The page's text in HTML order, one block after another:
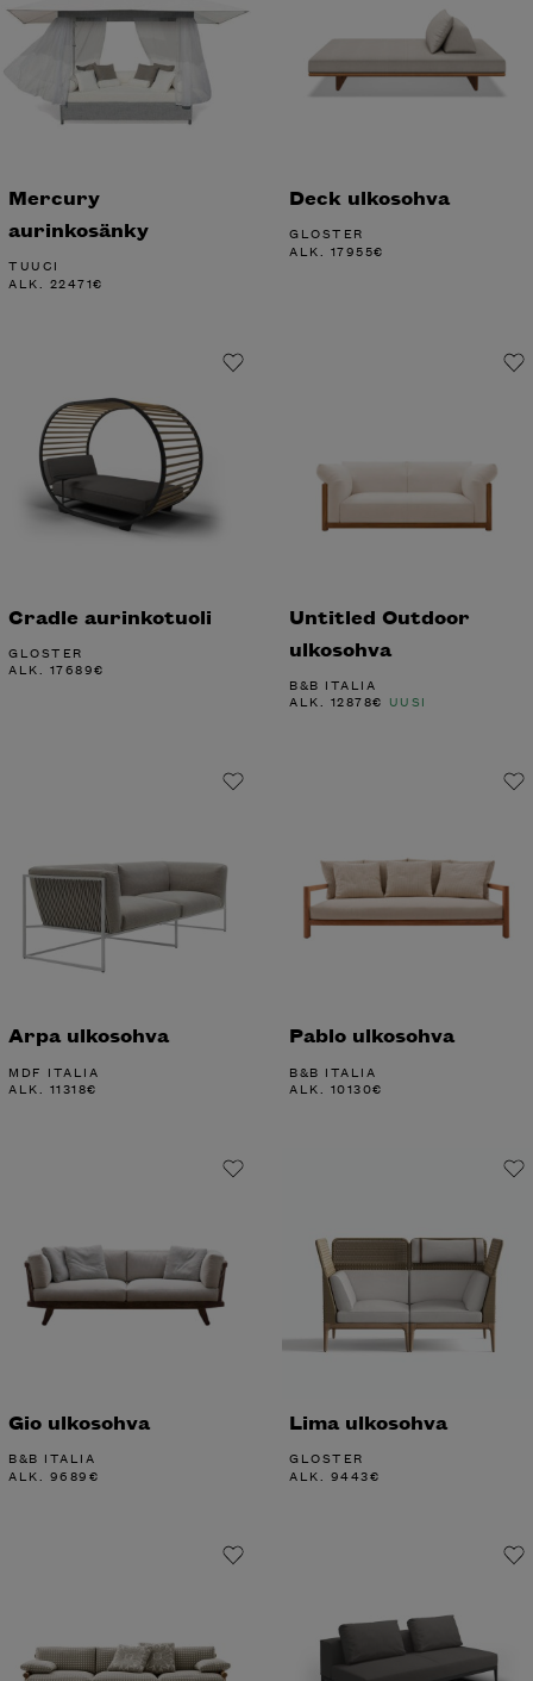
Mercury
aurinkosänky
TUUCI
ALK. 22471€
Deck ulkosohva
GLOSTER
ALK. 17955€
Cradle aurinkotuoli
GLOSTER
ALK. 17689€
Untitled Outdoor
ulkosohva
B&B ITALIA
ALK. 12878€ UUSI
Arpa ulkosohva
MDF ITALIA
ALK. 11318€
Pablo ulkosohva
B&B ITALIA
ALK. 10130€
Gio ulkosohva
B&B ITALIA
ALK. 9689€
Lima ulkosohva
GLOSTER
ALK. 9443€